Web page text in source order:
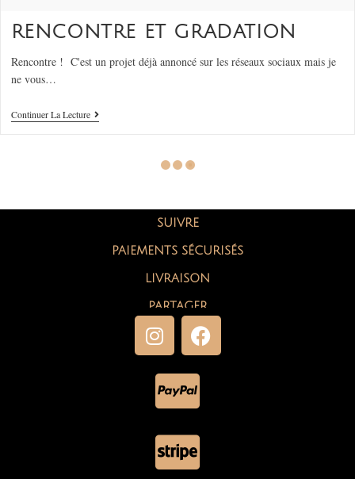
RENCONTRE ET GRADATION
Rencontre ! C'est un projet déjà annoncé sur les réseaux sociaux mais je
ne vous…
Continuer La Lecture
BASIC TWO XL AU 4XL